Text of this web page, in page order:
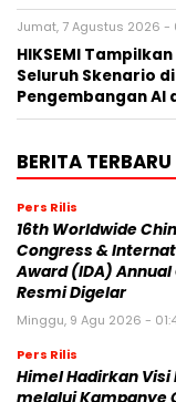
Jumat, 7 Agustus 2026 -
HIKSEMI
Seluruh Skenario
Pengembangan AI
BERITA TERBARU
Pers Rilis
16th Worldwide
Congress &
Award (IDA)
Resmi Digelar
Minggu, 9 Agu 2026 -
Pers Rilis
Himel Hadirkan Visi